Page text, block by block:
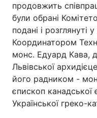
продовжить
були обрані
подані і розглянуті
Координатором
монс. Едуард Кава,
Львівської
його радником -
єпископ канадської
Української греко-